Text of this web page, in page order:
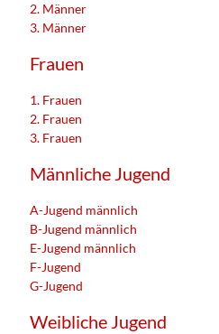
2. Männer
3. Männer
Frauen
1. Frauen
2. Frauen
3. Frauen
Männliche Jugend
A-Jugend männlich
B-Jugend männlich
E-Jugend männlich
F-Jugend
G-Jugend
Weibliche Jugend